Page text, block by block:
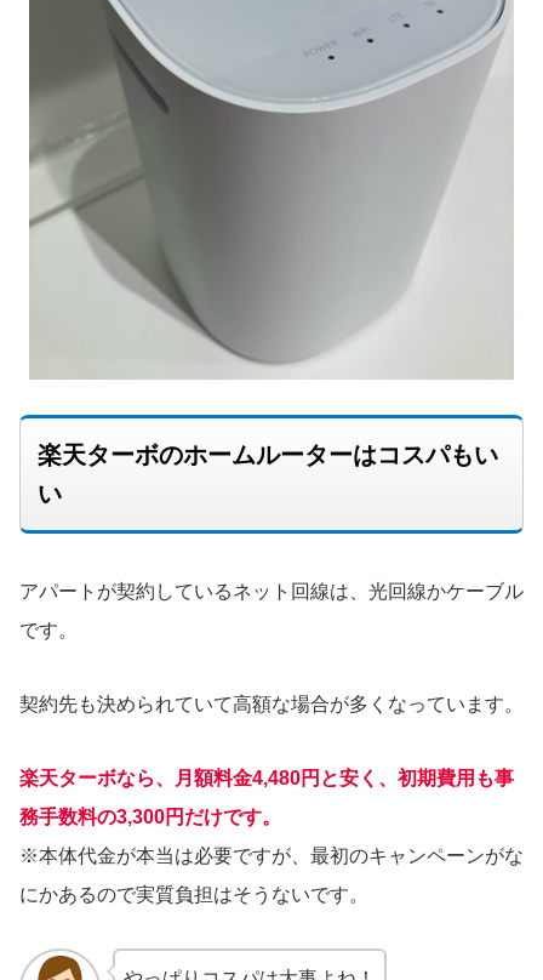
楽天ターボのホームルーターはコスパもい
い
アパートが契約しているネット回線は、光回線かケーブル
です。
契約先も決められていて高額な場合が多くなっています。
楽天ターボなら、月額料金4,480円と安く、初期費用も事
務手数料の3,300円だけです。
※本体代金が本当は必要ですが、最初のキャンペーンがな
にかあるので実質負担はそうないです。